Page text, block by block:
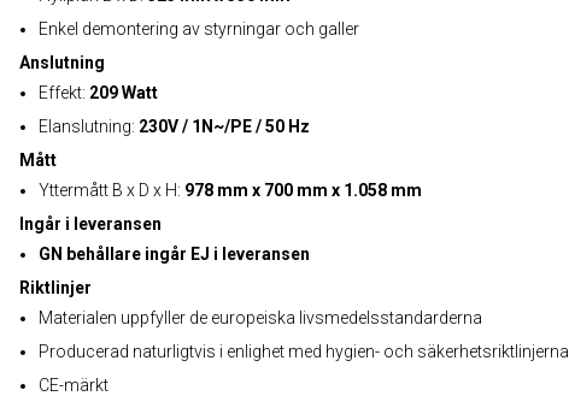
Enkel demontering av styrningar och galler
Anslutning
Effekt: 209 Watt
Elanslutning: 230V / 1N~/PE / 50 Hz
Mått
Yttermått B x D x H: 978 mm x 700 mm x 1.058 mm
Ingår i leveransen
GN behållare ingår EJ i leveransen
Riktlinjer
Materialen uppfyller de europeiska livsmedelsstandarderna
Producerad naturligtvis i enlighet med hygien- och säkerhetsriktlinjerna.
CE-märkt